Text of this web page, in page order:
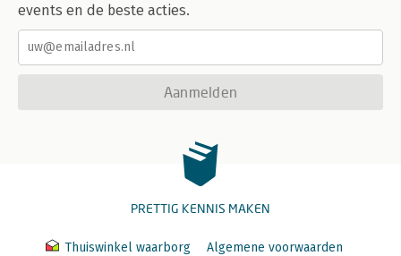
events en de beste acties.
Aanmelden
PRETTIG KENNIS MAKEN
Thuiswinkel waarborg Algemene voorwaarden